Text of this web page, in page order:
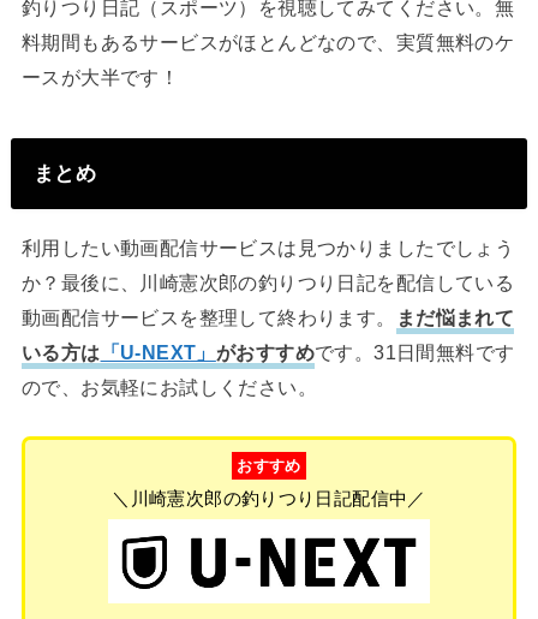
釣りつり日記（スポーツ）を視聴してみてください。無
料期間もあるサービスがほとんどなので、実質無料のケ
ースが大半です！
まとめ
利用したい動画配信サービスは見つかりましたでしょう
か？最後に、川崎憲次郎の釣りつり日記を配信している
動画配信サービスを整理して終わります。
まだ悩まれて
いる方は 「U-NEXT」 がおすすめです。31日間無料です
ので、お気軽にお試しください。
おすすめ
＼川崎憲次郎の釣りつり日記配信中／